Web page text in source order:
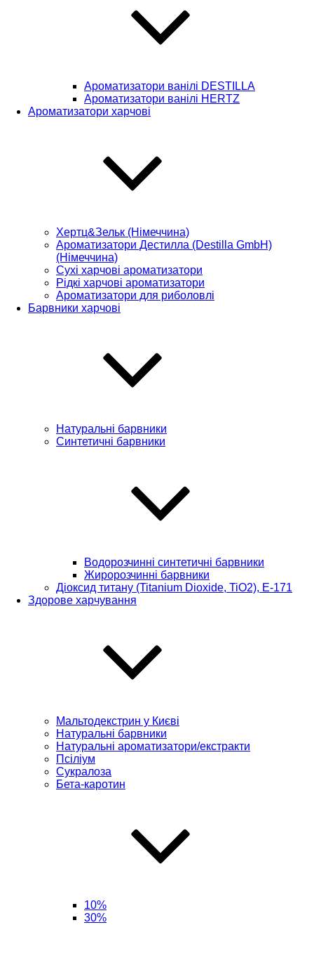
Ароматизатори ванілі DESTILLA
Ароматизатори ванілі HERTZ
Ароматизатори харчові
Хертц&Зельк (Німеччина)
Ароматизатори Дестилла (Destilla GmbH)
(Німеччина)
Сухі харчові ароматизатори
Рідкі харчові ароматизатори
Ароматизатори для риболовлі
Барвники харчові
Натуральні барвники
Синтетичні барвники
Водорозчинні синтетичні барвники
Жиророзчинні барвники
Діоксид титану (Titanium Dioxide, TiO2), Е-171
Здорове харчування
Мальтодекстрин у Києві
Натуральні барвники
Натуральні ароматизатори/екстракти
Псіліум
Сукралоза
Бета-каротин
10%
30%